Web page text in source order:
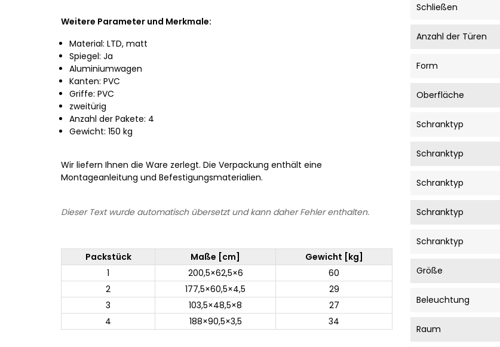
Weitere Parameter und Merkmale:
Material: LTD, matt
Spiegel: Ja
Aluminiumwagen
Kanten: PVC
Griffe: PVC
zweitürig
Anzahl der Pakete: 4
Gewicht: 150 kg
Wir liefern Ihnen die Ware zerlegt. Die Verpackung enthält eine
Montageanleitung und Befestigungsmaterialien.
Dieser Text wurde automatisch übersetzt und kann daher Fehler enthalten.
Packstück Maße [cm]
Gewicht [kg]
1
200,5×62,5×6
60
2
177,5×60,5×4,5
29
3
103,5×48,5×8
27
4
188×90,5×3,5 34
Schließen
Anzahl der Türen
Form
Oberfläche
Schranktyp
Schranktyp
Schranktyp
Schranktyp
Schranktyp
Größe
Beleuchtung
Raum